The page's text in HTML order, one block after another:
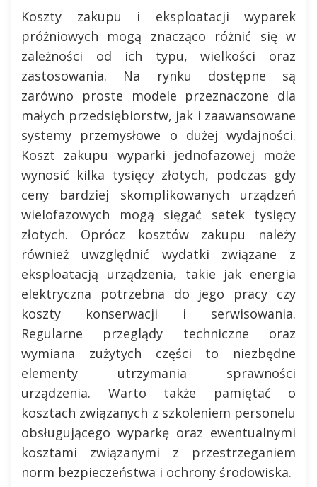
Koszty zakupu i eksploatacji wyparek
próżniowych mogą znacząco różnić się w
zależności od ich typu, wielkości oraz
zastosowania. Na rynku dostępne są
zarówno proste modele przeznaczone dla
małych przedsiębiorstw, jak i zaawansowane
systemy przemysłowe o dużej wydajności.
Koszt zakupu wyparki jednofazowej może
wynosić kilka tysięcy złotych, podczas gdy
ceny bardziej skomplikowanych urządzeń
wielofazowych mogą sięgać setek tysięcy
złotych. Oprócz kosztów zakupu należy
również uwzględnić wydatki związane z
eksploatacją urządzenia, takie jak energia
elektryczna potrzebna do jego pracy czy
koszty konserwacji i serwisowania.
Regularne przeglądy techniczne oraz
wymiana zużytych części to niezbędne
elementy utrzymania sprawności
urządzenia. Warto także pamiętać o
kosztach związanych z szkoleniem personelu
obsługującego wyparkę oraz ewentualnymi
kosztami związanymi z przestrzeganiem
norm bezpieczeństwa i ochrony środowiska.